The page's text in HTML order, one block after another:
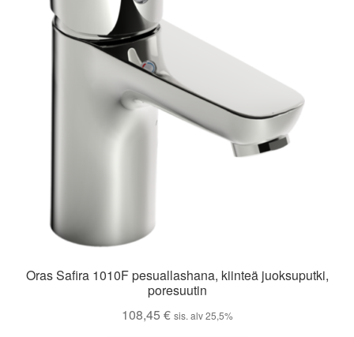
Oras Safira 1010F pesuallashana, kiinteä juoksuputki,
poresuutin
108,45 € sis. alv 25,5%